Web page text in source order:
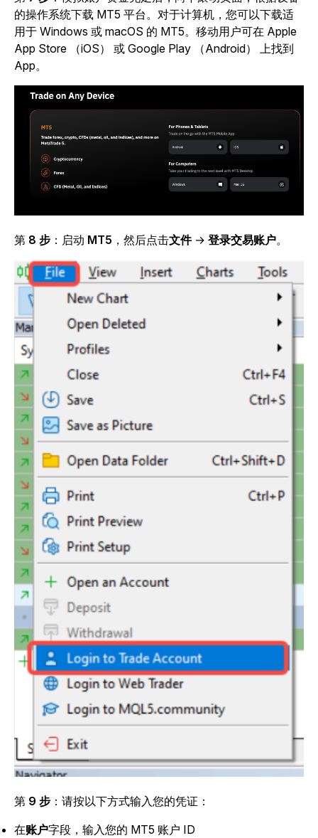
的操作系统下载 MT5 平台。对于计算机，您可以下载适
用于 Windows 或 macOS 的 MT5。移动用户可在 Apple
App Store （iOS） 或 Google Play （Android） 上找到
App。
第 8 步 ：启动 MT5 ，然后点击文件→ 登录交易账户。
第 9 步 ：请按以下方式输入您的凭证：
在账户字段，输入您的 MT5 账户 ID